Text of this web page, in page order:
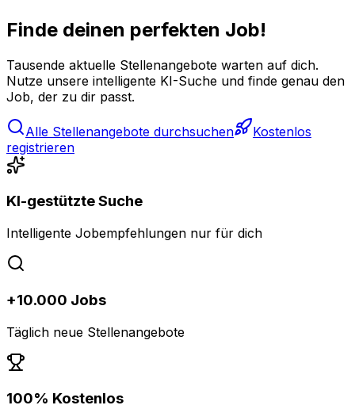
Finde deinen perfekten Job!
Tausende aktuelle Stellenangebote warten auf dich.
Nutze unsere intelligente KI-Suche und finde genau den
Job, der zu dir passt.
Alle Stellenangebote durchsuchen
Kostenlos
registrieren
KI-gestützte Suche
Intelligente Jobempfehlungen nur für dich
+10.000 Jobs
Täglich neue Stellenangebote
100% Kostenlos